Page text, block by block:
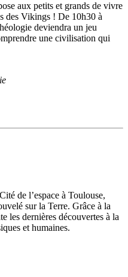
aux petits et grands de vivre
des Vikings ! De 10h30 à
deviendra un jeu
une civilisation qui
de l’espace à Toulouse,
sur la Terre. Grâce à la
les dernières découvertes à la
et humaines.